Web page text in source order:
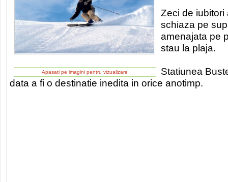
Apasati pe imagini pentru vizualizare
Zeci de iubitori
schiaza pe
amenajata pe
stau la plaja.
Statiunea
data a fi o destinatie inedita in orice anotimp.